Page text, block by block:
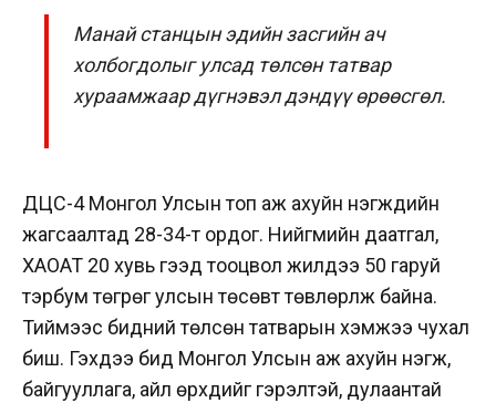
Манай станцын эдийн засгийн ач
холбогдолыг улсад төлсөн татвар
хураамжаар дүгнэвэл дэндүү өрөөсгөл.
ДЦС-4 Монгол Улсын топ аж ахуйн нэгжүүдийн
жагсаалтад 28-34-т ордог. Нийгмийн даатгал,
ХАОАТ 20 хувь гээд тооцвол жилдээ 50 гаруй
тэрбум төгрөг улсын төсөвт төвлөрүүлж байна.
Тиймээс бидний төлсөн татварын хэмжээ чухал
биш. Гэхдээ бид Монгол Улсын аж ахуйн нэгж,
байгууллага, айл өрхүүдийг гэрэлтэй, дулаантай